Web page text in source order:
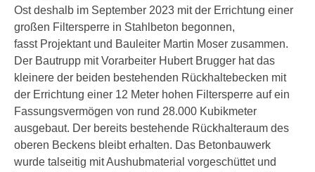
Ost deshalb im September 2023 mit der Errichtung einer
großen Filtersperre in Stahlbeton begonnen,
fasst Projektant und Bauleiter Martin Moser zusammen.
Der Bautrupp mit Vorarbeiter Hubert Brugger hat das
kleinere der beiden bestehenden Rückhaltebecken mit
der Errichtung einer 12 Meter hohen Filtersperre auf ein
Fassungsvermögen von rund 28.000 Kubikmeter
ausgebaut. Der bereits bestehende Rückhalteraum des
oberen Beckens bleibt erhalten. Das Betonbauwerk
wurde talseitig mit Aushubmaterial vorgeschüttet und